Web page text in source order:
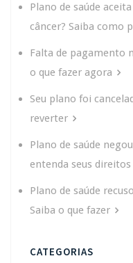
Plano de saúde
câncer? Saiba como
Falta de pagamento
o que fazer agora
Seu plano foi
reverter
Plano de saúde
entenda seus
Plano de saúde
Saiba o que fazer
CATEGORIAS